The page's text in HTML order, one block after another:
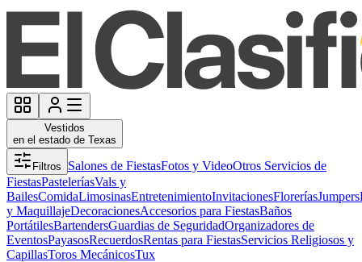
Vestidos
en el estado de Texas
Filtros Salones de FiestasFotos y VideoOtros Servicios de
FiestasPasteleríasVals y
BailesComidaLimosinasEntretenimientoInvitacionesFloreríasJumpers
y MaquillajeDecoracionesAccesorios para FiestasBaños
PortátilesBartendersGuardias de SeguridadOrganizadores de
EventosPayasosRecuerdosRentas para FiestasServicios Religiosos y
CapillasToros MecánicosTux